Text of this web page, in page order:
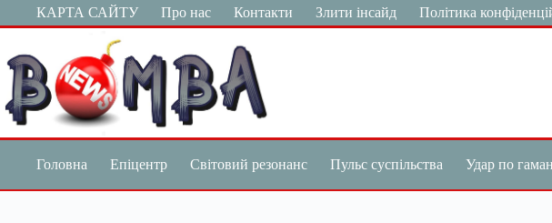
Перейти
до
КАРТА САЙТУ Про нас Контакти Злити інсайд Політика
Головна Епіцентр Світовий резонанс Пульс суспільства Удар по